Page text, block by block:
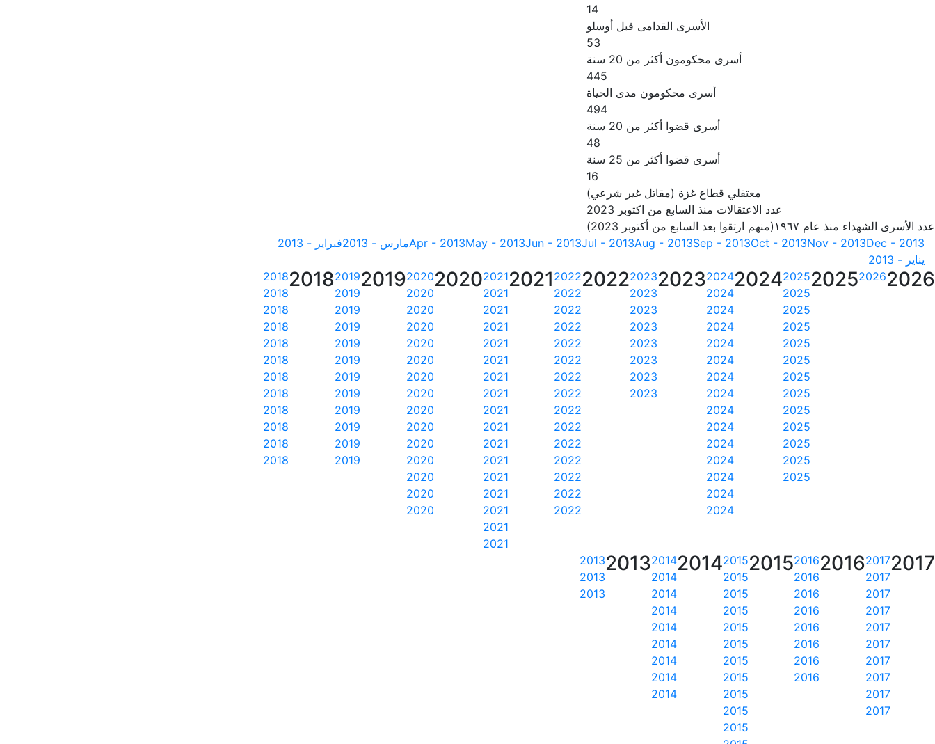
14
الأسرى القدامى قبل أوسلو
53
أسرى محكومون أكثر من 20 سنة
445
أسرى محكومون مدى الحياة
494
أسرى قضوا أكثر من 20 سنة
48
أسرى قضوا أكثر من 25 سنة
16
معتقلي قطاع غزة (مقاتل غير شرعي)
عدد الاعتقالات منذ السابع من اكتوبر 2023
عدد الأسرى الشهداء منذ عام ١٩٦٧(منهم ارتقوا بعد السابع من أكتوبر 2023)
Dec - 2013
Nov - 2013
Oct - 2013
Sep - 2013
Aug - 2013
Jul - 2013
Jun - 2013
May - 2013
Apr - 2013مارس - 2013
فبراير - 2013
يناير - 2013
2026
2026
2025
2025
2025
2025
2025
2025
2025
2025
2025
2025
2025
2025
2025
2025
2024
2024
2024
2024
2024
2024
2024
2024
2024
2024
2024
2024
2024
2024
2024
2024
2023
2023
2023
2023
2023
2023
2023
2023
2023
2022
2022
2022
2022
2022
2022
2022
2022
2022
2022
2022
2022
2022
2022
2022
2022
2021
2021
2021
2021
2021
2021
2021
2021
2021
2021
2021
2021
2021
2021
2021
2021
2021
2021
2020
2020
2020
2020
2020
2020
2020
2020
2020
2020
2020
2020
2020
2020
2020
2020
2019
2019
2019
2019
2019
2019
2019
2019
2019
2019
2019
2019
2019
2018
2018
2018
2018
2018
2018
2018
2018
2018
2018
2018
2018
2018
2017
2017
2017
2017
2017
2017
2017
2017
2017
2017
2017
2016
2016
2016
2016
2016
2016
2016
2016
2016
2015
2015
2015
2015
2015
2015
2015
2015
2015
2015
2015
2015
2014
2014
2014
2014
2014
2014
2014
2014
2014
2014
2013
2013
2013
2013